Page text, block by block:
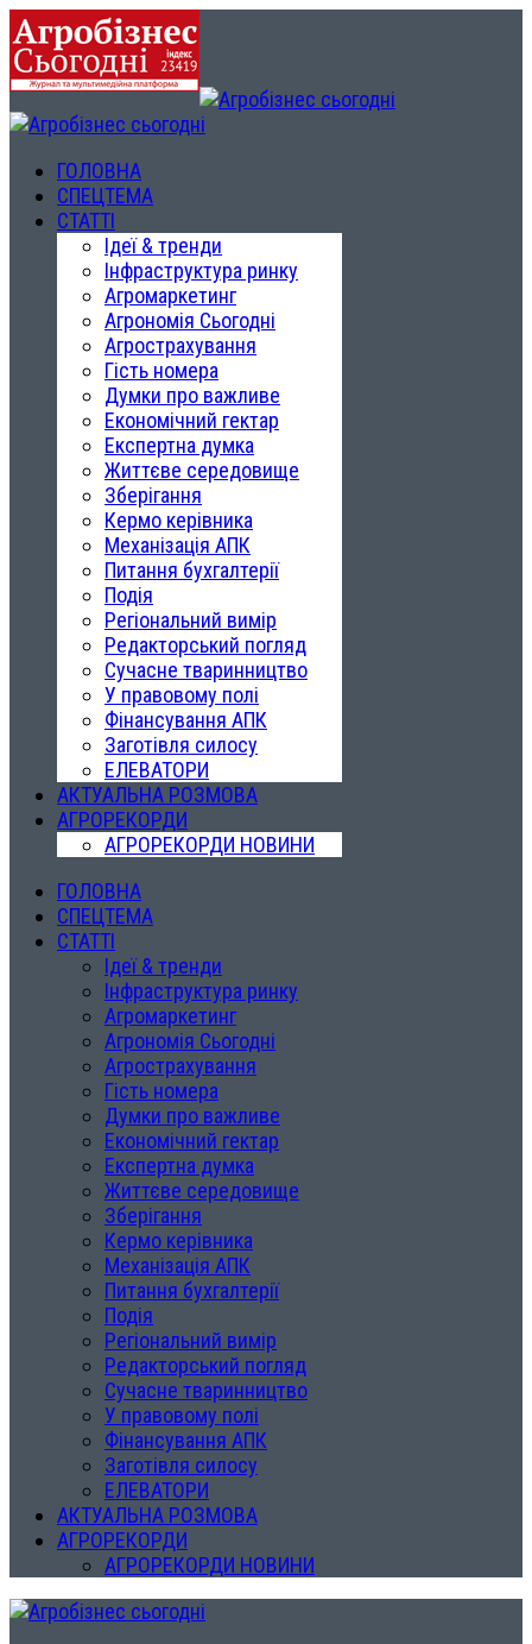
ГОЛОВНА
СПЕЦТЕМА
СТАТТІ
Ідеї & тренди
Інфраструктура ринку
Агромаркетинг
Агрономія Сьогодні
Агрострахування
Гість номера
Думки про важливе
Економічний гектар
Експертна думка
Життєве середовище
Зберігання
Кермо керівника
Механізація АПК
Питання бухгалтерії
Подія
Регіональний вимір
Редакторський погляд
Сучасне тваринництво
У правовому полі
Фінансування АПК
Заготівля силосу
ЕЛЕВАТОРИ
АКТУАЛЬНА РОЗМОВА
АГРОРЕКОРДИ
АГРОРЕКОРДИ НОВИНИ
ГОЛОВНА
СПЕЦТЕМА
СТАТТІ
Ідеї & тренди
Інфраструктура ринку
Агромаркетинг
Агрономія Сьогодні
Агрострахування
Гість номера
Думки про важливе
Економічний гектар
Експертна думка
Життєве середовище
Зберігання
Кермо керівника
Механізація АПК
Питання бухгалтерії
Подія
Регіональний вимір
Редакторський погляд
Сучасне тваринництво
У правовому полі
Фінансування АПК
Заготівля силосу
ЕЛЕВАТОРИ
АКТУАЛЬНА РОЗМОВА
АГРОРЕКОРДИ
АГРОРЕКОРДИ НОВИНИ